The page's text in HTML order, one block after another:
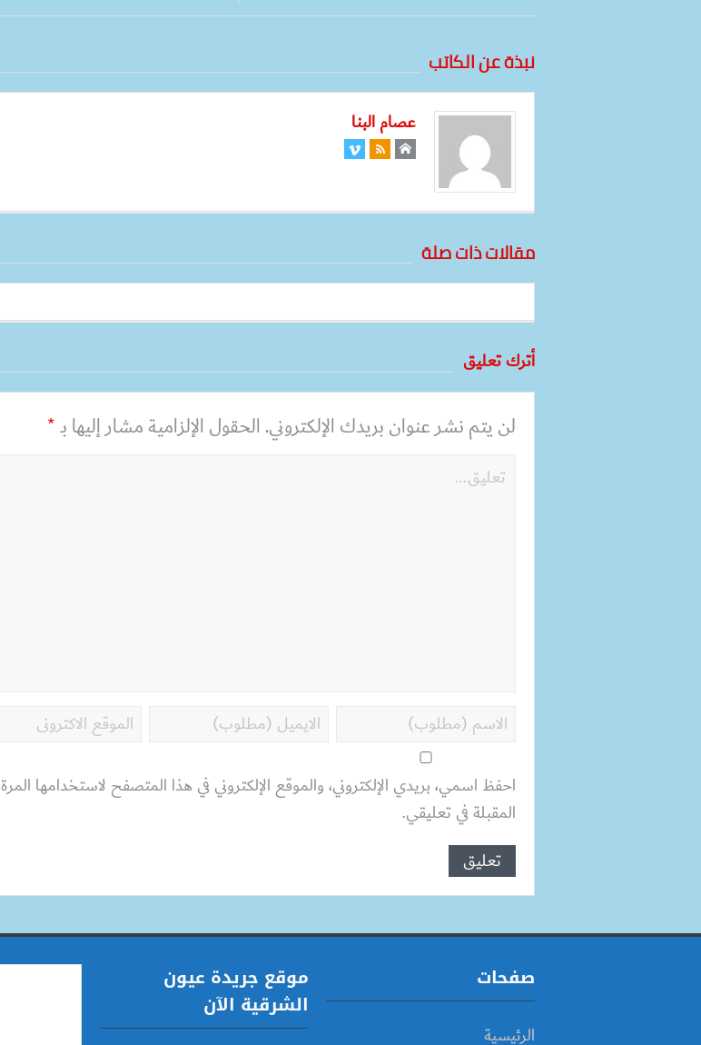
نبذة عن الكاتب
عصام البنا
مقالات ذات صلة
أترك تعليق
لن يتم نشر عنوان بريدك الإلكتروني.الحقول الإلزامية مشار إليها بـ*
احفظ اسمي، بريدي الإلكتروني، والموقع الإلكتروني في هذا المتصفح لاستخدامها المرة
المقبلة في تعليقي.
صفحات
الرئيسية
موقع جريدة عيون
الشرقية الآن